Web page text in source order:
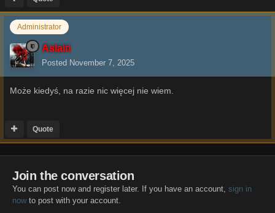
Administrator
Aslain
Posted November 7, 2025
Może kiedyś, na razie nic więcej nie wiem.
Quote
Join the conversation
You can post now and register later. If you have an account, sign in
nowto post with your account.